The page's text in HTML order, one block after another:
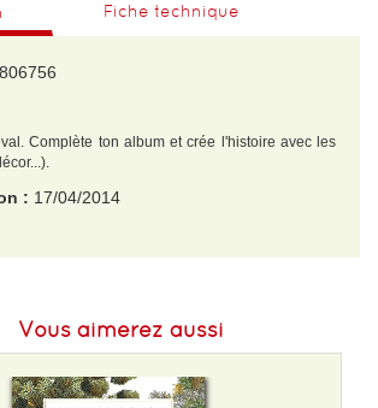
Fiche technique
Complète ton album et crée l'histoire avec les
: 17/04/2014
Vous aimerez aussi